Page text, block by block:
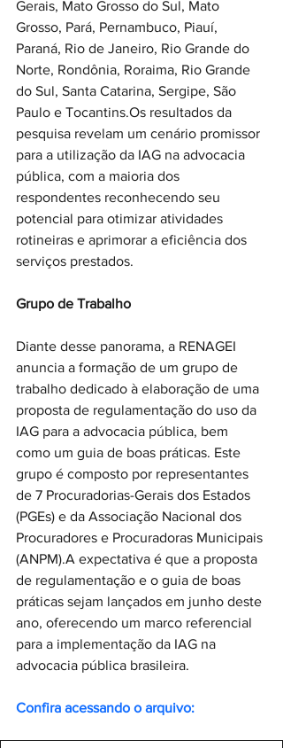
Gerais, Mato Grosso do Sul, Mato
Grosso, Pará, Pernambuco, Piauí,
Paraná, Rio de Janeiro, Rio Grande do
Norte, Rondônia, Roraima, Rio Grande
do Sul, Santa Catarina, Sergipe, São
Paulo e Tocantins.Os resultados da
pesquisa revelam um cenário promissor
para a utilização da IAG na advocacia
pública, com a maioria dos
respondentes reconhecendo seu
potencial para otimizar atividades
rotineiras e aprimorar a eficiência dos
serviços prestados.
Grupo de Trabalho
Diante desse panorama, a RENAGEI
anuncia a formação de um grupo de
trabalho dedicado à elaboração de uma
proposta de regulamentação do uso da
IAG para a advocacia pública, bem
como um guia de boas práticas. Este
grupo é composto por representantes
de 7 Procuradorias-Gerais dos Estados
(PGEs) e da Associação Nacional dos
Procuradores e Procuradoras Municipais
(ANPM).A expectativa é que a proposta
de regulamentação e o guia de boas
práticas sejam lançados em junho deste
ano, oferecendo um marco referencial
para a implementação da IAG na
advocacia pública brasileira.
Confira acessando o arquivo: